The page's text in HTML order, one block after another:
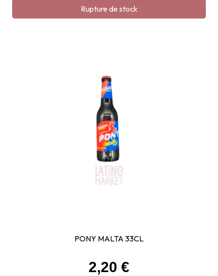
Rupture de stock
PONY MALTA 33CL
Prix
2,20 €